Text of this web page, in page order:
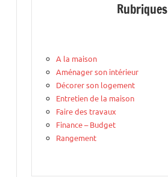
Rubriques
A la maison
Aménager son intérieur
Décorer son logement
Entretien de la maison
Faire des travaux
Finance – Budget
Rangement